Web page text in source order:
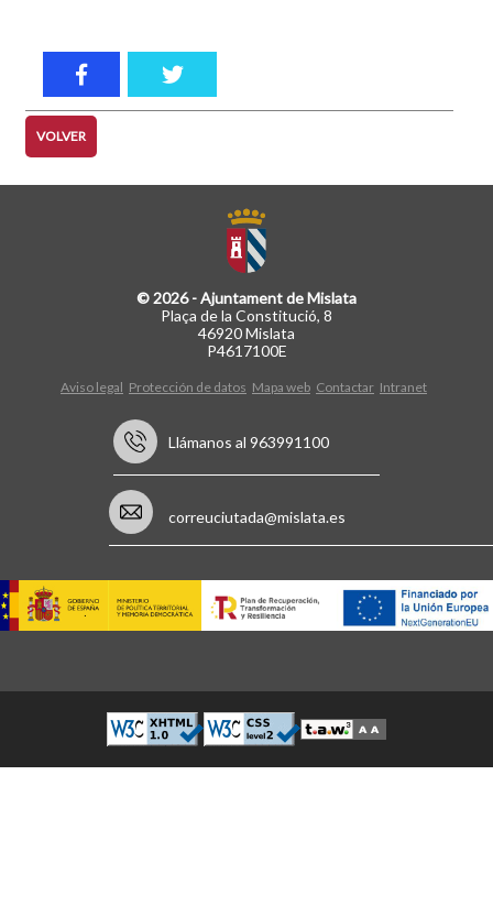
VOLVER
© 2026 - Ajuntament de Mislata
Plaça de la Constitució, 8
46920 Mislata
P4617100E
Aviso legal Protección de datos Mapa web Contactar Intranet
Llámanos al 963991100
correuciutada@mislata.es